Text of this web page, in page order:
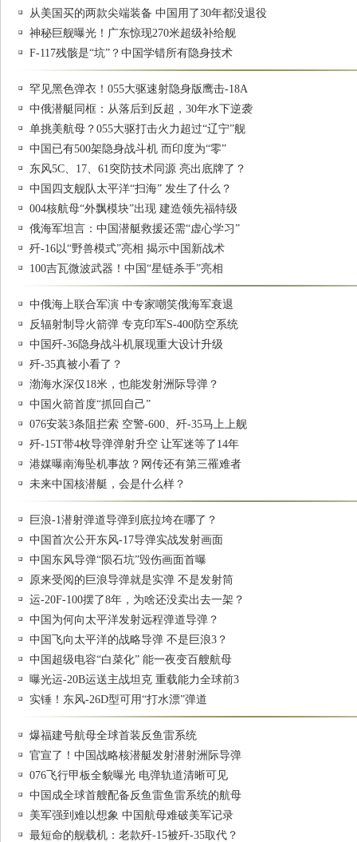
从美国买的两款尖端装备 中国用了30年都没退役
神秘巨舰曝光！广东惊现270米超级补给舰
F-117残骸是“坑”？中国学错所有隐身技术
罕见黑色弹衣！055大驱速射隐身版鹰击-18A
中俄潜艇同框：从落后到反超，30年水下逆袭
单挑美航母？055大驱打击火力超过“辽宁”舰
中国已有500架隐身战斗机 而印度为“零”
东风5C、17、61突防技术同源 亮出底牌了？
中国四支舰队太平洋“扫海” 发生了什么？
004核航母“外飘模块”出现 建造领先福特级
俄海军坦言：中国潜艇救援还需“虚心学习”
歼-16以“野兽模式”亮相 揭示中国新战术
100吉瓦微波武器！中国“星链杀手”亮相
中俄海上联合军演 中专家嘲笑俄海军衰退
反辐射制导火箭弹 专克印军S-400防空系统
中国歼-36隐身战斗机展现重大设计升级
歼-35真被小看了？
渤海水深仅18米，也能发射洲际导弹？
中国火箭首度“抓回自己”
076安装3条阻拦索 空警-600、歼-35马上上舰
歼-15T带4枚导弹弹射升空 让军迷等了14年
港媒曝南海坠机事故？网传还有第三罹难者
未来中国核潜艇，会是什么样？
巨浪-1潜射弹道导弹到底拉垮在哪了？
中国首次公开东风-17导弹实战发射画面
中国东风导弹“陨石坑”毁伤画面首曝
原来受阅的巨浪导弹就是实弹 不是发射筒
运-20F-100摆了8年，为啥还没卖出去一架？
中国为何向太平洋发射远程弹道导弹？
中国飞向太平洋的战略导弹 不是巨浪3？
中国超级电容“白菜化” 能一夜变百艘航母
曝光运-20B运送主战坦克 重载能力全球前3
实锤！东风-26D型可用“打水漂”弹道
爆福建号航母全球首装反鱼雷系统
官宣了！中国战略核潜艇发射潜射洲际导弹
076飞行甲板全貌曝光 电弹轨道清晰可见
中国成全球首艘配备反鱼雷鱼雷系统的航母
美军强到难以想象 中国航母难破美军记录
最短命的舰载机：老款歼-15被歼-35取代？